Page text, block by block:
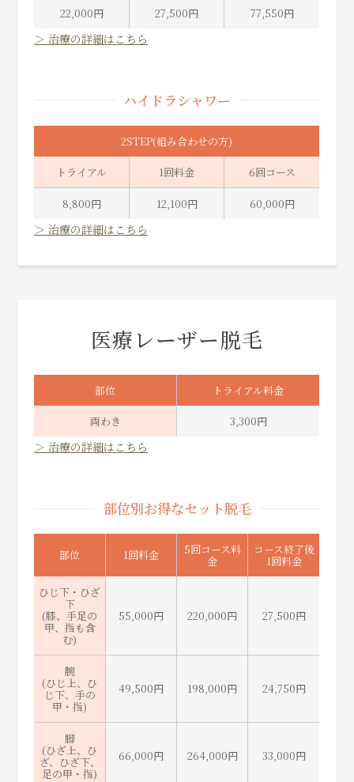
22,000円 27,500円 77,550円
＞ 治療の詳細はこちら
ハイドラシャワー
2STEP(組み合わせの方)
トライアル 1回料金 6回コース
8,800円 12,100円 60,000円
＞ 治療の詳細はこちら
医療レーザー脱毛
部位 トライアル料金
両わき 3,300円
＞ 治療の詳細はこちら
部位別お得なセット脱毛
部位 1回料金 5回コース料
金
コース終了後
1回料金
ひじ下・ひざ
下
(膝、手足の
甲、指も含
む)
55,000円 220,000円 27,500円
腕
(ひじ上、ひ
じ下、手の
甲・指)
49,500円 198,000円 24,750円
脚
(ひざ上、ひ
ざ、ひざ下、
足の甲・指)
66,000円 264,000円 33,000円